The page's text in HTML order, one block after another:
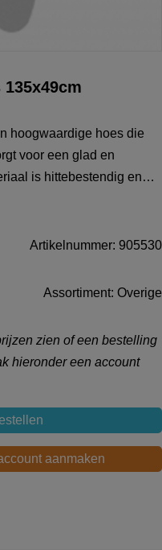
hoogwaardige hoes die
voor een glad en
is hittebestendig en
dagelijks intensief
Artikelnummer: 905530
Assortiment: Overige
zien of een bestelling
hieronder een account
aanmaken